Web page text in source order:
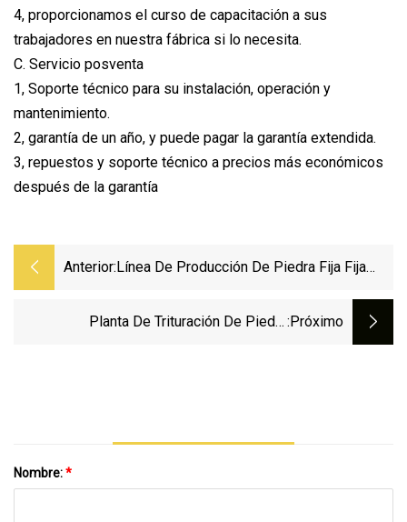
4, proporcionamos el curso de capacitación a sus
trabajadores en nuestra fábrica si lo necesita.
C. Servicio posventa
1, Soporte técnico para su instalación, operación y
mantenimiento.
2, garantía de un año, y puede pagar la garantía extendida.
3, repuestos y soporte técnico a precios más económicos
después de la garantía
Anterior:Línea De Producción De Piedra Fija Fija
Producción De Trituración De Piedra
Planta De Trituración De Piedra :próximo
Nombre:*